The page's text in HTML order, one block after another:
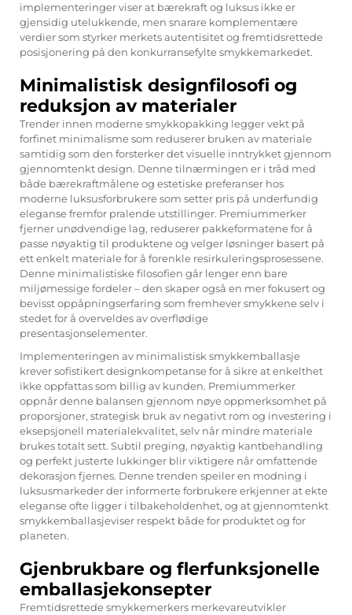
implementeringer viser at bærekraft og luksus ikke er
gjensidig utelukkende, men snarare komplementære
verdier som styrker merkets autentisitet og fremtidsrettede
posisjonering på den konkurransefylte smykkemarkedet.
Minimalistisk designfilosofi og
reduksjon av materialer
Trender innen moderne smykkopakking legger vekt på
forfinet minimalisme som reduserer bruken av materiale
samtidig som den forsterker det visuelle inntrykket gjennom
gjennomtenkt design. Denne tilnærmingen er i tråd med
både bærekraftmålene og estetiske preferanser hos
moderne luksusforbrukere som setter pris på underfundig
eleganse fremfor pralende utstillinger. Premiummerker
fjerner unødvendige lag, reduserer pakkeformatene for å
passe nøyaktig til produktene og velger løsninger basert på
ett enkelt materiale for å forenkle resirkuleringsprosessene.
Denne minimalistiske filosofien går lenger enn bare
miljømessige fordeler – den skaper også en mer fokusert og
bevisst oppåpningserfaring som fremhever smykkene selv i
stedet for å overveldes av overflødige
presentasjonselementer.
Implementeringen av minimalistisk smykkemballasje
krever sofistikert designkompetanse for å sikre at enkelthet
ikke oppfattas som billig av kunden. Premiummerker
oppnår denne balansen gjennom nøye oppmerksomhet på
proporsjoner, strategisk bruk av negativt rom og investering i
eksepsjonell materialekvalitet, selv når mindre materiale
brukes totalt sett. Subtil preging, nøyaktig kantbehandling
og perfekt justerte lukkinger blir viktigere når omfattende
dekorasjon fjernes. Denne trenden speiler en modning i
luksusmarkeder der informerte forbrukere erkjenner at ekte
eleganse ofte ligger i tilbakeholdenhet, og at gjennomtenkt
smykkemballasjeviser respekt både for produktet og for
planeten.
Gjenbrukbare og flerfunksjonelle
emballasjekonsepter
Fremtidsrettede smykkemerkers merkevareutvikler